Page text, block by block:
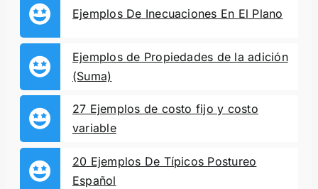
Ejemplos De Inecuaciones En El Plano
Ejemplos de Propiedades de la adición
(Suma)
27 Ejemplos de costo fijo y costo
variable
20 Ejemplos De Típicos Postureo
Español